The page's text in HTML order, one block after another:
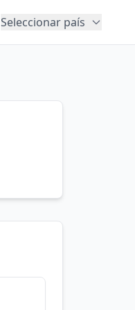
Seleccionar país